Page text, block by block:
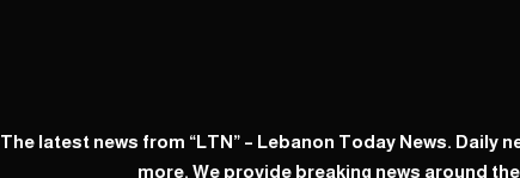
The latest news from “LTN” – Lebanon Today News. Daily
more. We provide breaking news around